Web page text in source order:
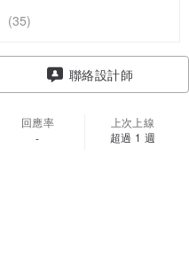
(35)
聯絡設計師
回應率
-
上次上線
超過 1 週